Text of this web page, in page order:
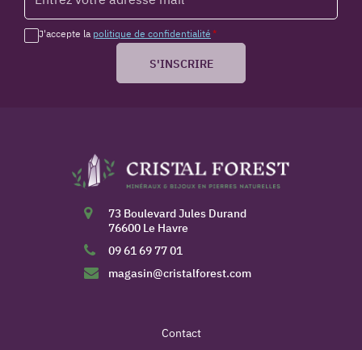
J'accepte la politique de confidentialité *
S'INSCRIRE
73 Boulevard Jules Durand
76600 Le Havre
09 61 69 77 01
magasin@cristalforest.com
Contact